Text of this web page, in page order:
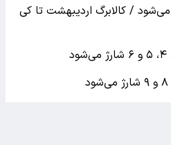
می‌شود / کالابرگ اردیبهشت تا کی